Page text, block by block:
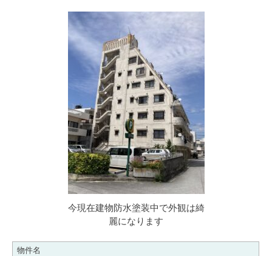
今現在建物防水塗装中で外観は綺
麗になります
物件名